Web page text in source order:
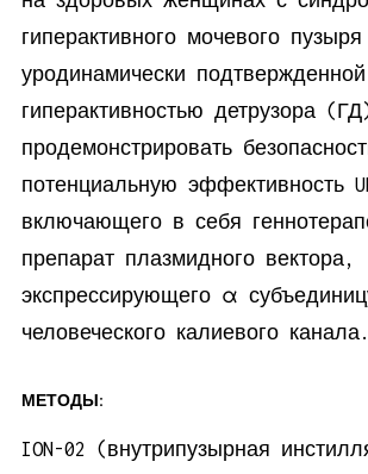
гиперактивного мочевого
уродинамически подтвержденной
гиперактивностью детрузора
продемонстрировать
потенциальную эффективность
включающего в себя
препарат плазмидного вектора,
экспрессирующего α
человеческого калиевого канала.
МЕТОДЫ:
ION-02 (внутрипузырная